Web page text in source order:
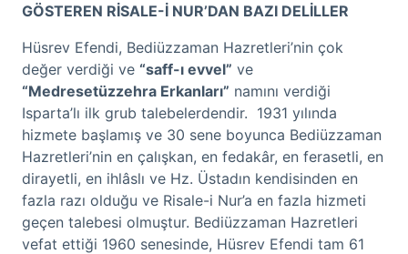
GÖSTEREN RİSALE-İ NUR’DAN BAZI DELİLLER
Hüsrev Efendi, Bediüzzaman Hazretleri’nin çok
değer verdiği ve “saff-ı evvel” ve
“Medresetüzzehra Erkanları” namını verdiği
Isparta’lı ilk grub talebelerdendir. 1931 yılında
hizmete başlamış ve 30 sene boyunca Bediüzzaman
Hazretleri’nin en çalışkan, en fedakâr, en ferasetli, en
dirayetli, en ihlâslı ve Hz. Üstadın kendisinden en
fazla razı olduğu ve Risale-i Nur’a en fazla hizmeti
geçen talebesi olmuştur. Bediüzzaman Hazretleri
vefat ettiği 1960 senesinde, Hüsrev Efendi tam 61